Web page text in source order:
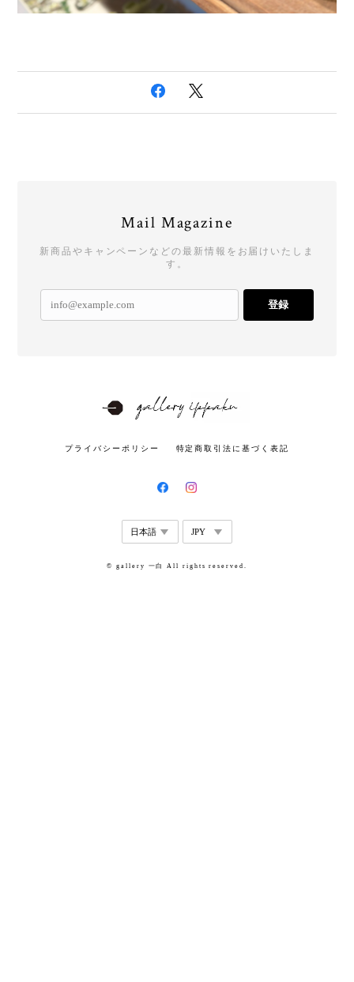
Mail Magazine
新商品やキャンペーンなどの最新情報をお届けいたしま
す。
登録
プライバシーポリシー 特定商取引法に基づく表記
© gallery 一白 All rights reserved.